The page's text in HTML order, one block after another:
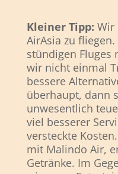
Kleiner Tipp: Wir
AirAsia zu
stündigen Fluges
wir nicht einmal
bessere
überhaupt, dann
unwesentlich
viel besserer
versteckte
mit Malindo Air,
Getränke. Im